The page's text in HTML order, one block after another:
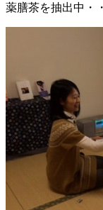
薬膳茶を抽出中・